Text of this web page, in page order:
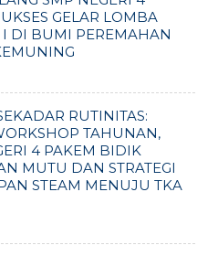
GELAR LOMBA
I DI BUMI PEREMAHAN
RUTINITAS:
TAHUNAN,
4 PAKEM BIDIK
MUTU DAN STRATEGI
STEAM MENUJU TKA